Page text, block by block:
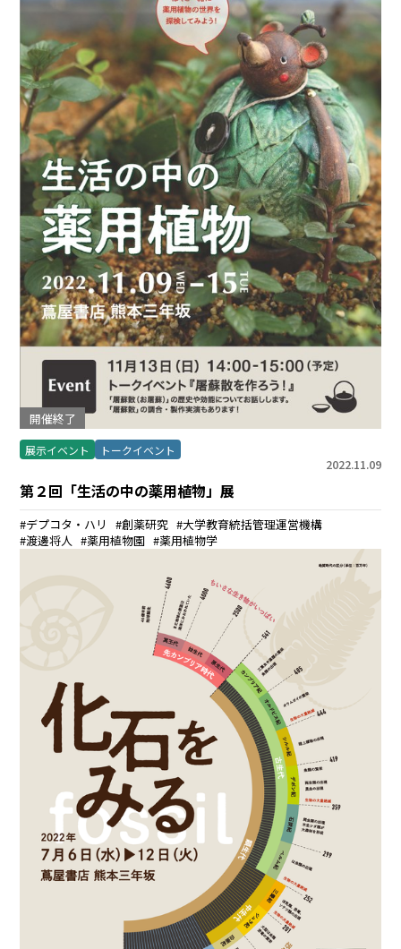
開催終了
展示イベント トークイベント
2022.11.09
第２回「生活の中の薬用植物」展
デプコタ・ハリ 創薬研究
大学教育統括管理運営機構
渡邊将人
薬用植物園 薬用植物学